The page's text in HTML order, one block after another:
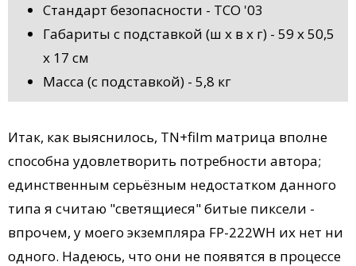
Cтандарт безопасности - TCO '03
Габариты с подставкой (ш х в х г) - 59 x 50,5
x 17 см
Масса (с подставкой) - 5,8 кг
Итак, как выяснилось, TN+film матрица вполне
способна удовлетворить потребности автора;
единственным серьёзным недостатком данного
типа я считаю "светящиеся" битые пиксели -
впрочем, у моего экземпляра FP-222WH их нет ни
одного. Надеюсь, что они не появятся в процессе